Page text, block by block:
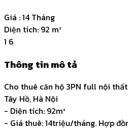
Giá :14 Tháng
Diện tích: 92 m²
1 6
Thông tin mô tả
Cho thuê căn hộ 3PN full nội
Tây Hồ, Hà Nội
- Diện tích: 92m²
- Giá thuê: 14triệu/tháng. Hợp